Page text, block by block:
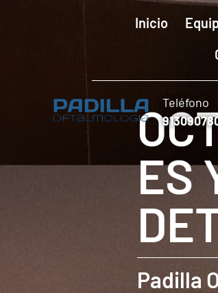
Inicio
Teléfono
ES
Padilla